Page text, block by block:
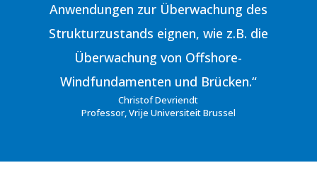
Anwendungen zur Überwachung des
Strukturzustands eignen, wie z.B. die
Überwachung von Offshore-
Windfundamenten und Brücken.“
Christof Devriendt
Professor, Vrije Universiteit Brussel